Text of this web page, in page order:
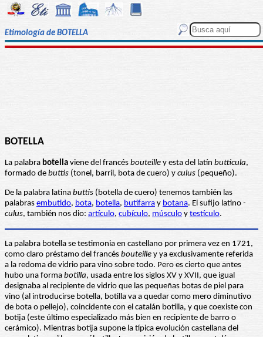
Etimología de BOTELLA
BOTELLA
La palabra botella viene del francés bouteille y esta del latín butticula,
formado de buttis (tonel, barril, bota de cuero) y culus (pequeño).
De la palabra latina buttis (botella de cuero) tenemos también las
palabras embutido, bota, botella, butifarra y botana. El sufijo latino -
culus, también nos dio: artículo, cubículo, músculo y testículo.
La palabra botella se testimonia en castellano por primera vez en 1721,
como claro préstamo del francés bouteille y ya exclusivamente referida
a la redoma de vidrio para vino sobre todo. Pero es cierto que antes
hubo una forma botilla, usada entre los siglos XV y XVII, que igual
designaba al recipiente de vidrio que las pequeñas botas de piel para
vino (al introducirse botella, botilla va a quedar como mero diminutivo
de bota o pellejo), coincidente con el catalán botilla, y que coexiste con
botija (este último especializado más bien en recipiente de barro o
cerámico). Mientras botija supone la típica evolución castellana del